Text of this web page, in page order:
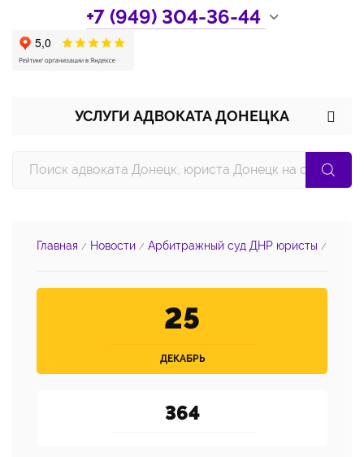
+7 (949) 304-36-44
УСЛУГИ АДВОКАТА ДОНЕЦКА
Главная / Новости / Арбитражный суд ДНР юристы /
25
ДЕКАБРЬ
364